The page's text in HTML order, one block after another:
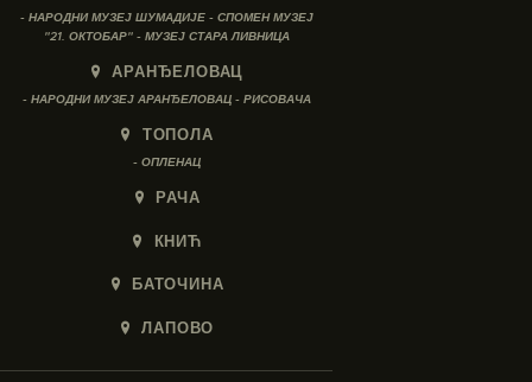
- НАРОДНИ МУЗЕЈ ШУМАДИЈЕ - СПОМЕН МУЗЕЈ
"21. ОКТОБАР" - МУЗЕЈ СТАРА ЛИВНИЦА
АРАНЂЕЛОВАЦ
- НАРОДНИ МУЗЕЈ АРАНЂЕЛОВАЦ - РИСОВАЧА
ТОПОЛА
- ОПЛЕНАЦ
РАЧА
КНИЋ
БАТОЧИНА
ЛАПОВО